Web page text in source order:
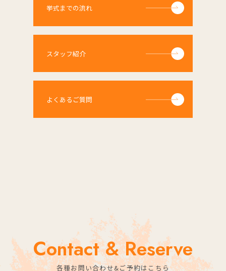
挙式までの流れ
スタッフ紹介
よくあるご質問
Contact & Reserve
各種お問い合わせ&ご予約はこちら